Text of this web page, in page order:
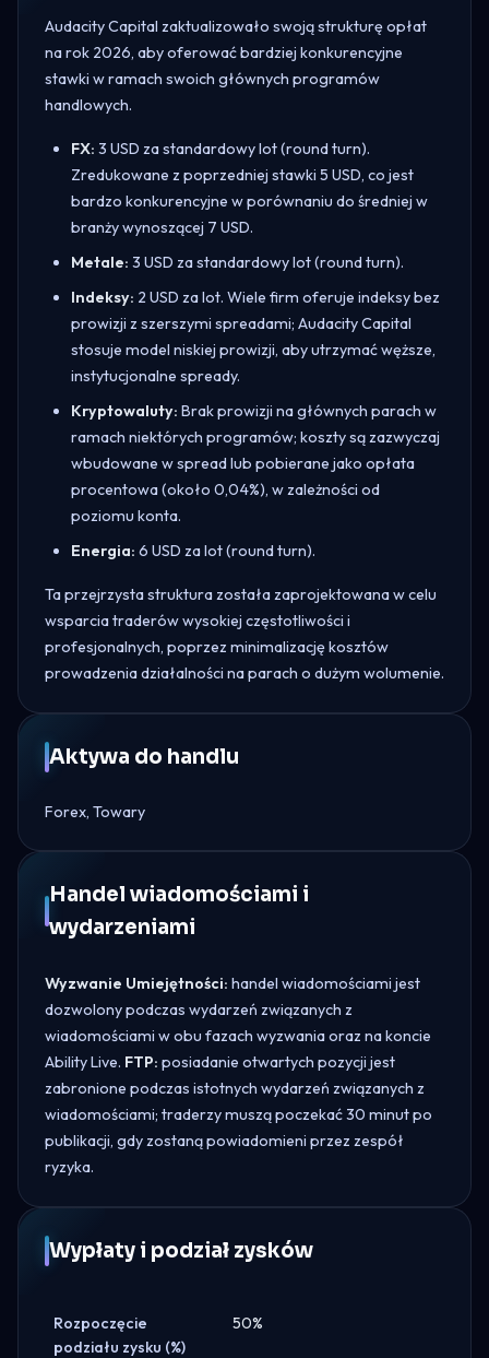
Audacity Capital zaktualizowało swoją strukturę opłat
na rok 2026, aby oferować bardziej konkurencyjne
stawki w ramach swoich głównych programów
handlowych.
FX: 3 USD za standardowy lot (round turn).
Zredukowane z poprzedniej stawki 5 USD, co jest
bardzo konkurencyjne w porównaniu do średniej w
branży wynoszącej 7 USD.
Metale: 3 USD za standardowy lot (round turn).
Indeksy: 2 USD za lot. Wiele firm oferuje indeksy bez
prowizji z szerszymi spreadami; Audacity Capital
stosuje model niskiej prowizji, aby utrzymać węższe,
instytucjonalne spready.
Kryptowaluty: Brak prowizji na głównych parach w
ramach niektórych programów; koszty są zazwyczaj
wbudowane w spread lub pobierane jako opłata
procentowa (około 0,04%), w zależności od
poziomu konta.
Energia: 6 USD za lot (round turn).
Ta przejrzysta struktura została zaprojektowana w celu
wsparcia traderów wysokiej częstotliwości i
profesjonalnych, poprzez minimalizację kosztów
prowadzenia działalności na parach o dużym wolumenie.
Aktywa do handlu
Forex, Towary
Handel wiadomościami i
wydarzeniami
Wyzwanie Umiejętności: handel wiadomościami jest
dozwolony podczas wydarzeń związanych z
wiadomościami w obu fazach wyzwania oraz na koncie
Ability Live. FTP: posiadanie otwartych pozycji jest
zabronione podczas istotnych wydarzeń związanych z
wiadomościami; traderzy muszą poczekać 30 minut po
publikacji, gdy zostaną powiadomieni przez zespół
ryzyka.
Wypłaty i podział zysków
Rozpoczęcie
podziału zysku (%)
50%